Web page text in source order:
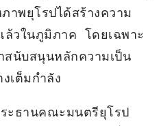
พยุโรปได้สร้างความ
ล้วในภูมิภาค โดยเฉพาะ
สนับสนุนหลักความเป็น
เต็มกำลัง
ระธานคณะมนตรียุโรป